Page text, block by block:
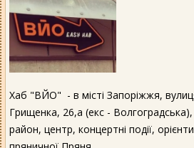
Хаб "ВЙО" - в місті Запоріжжя,
Грищенка, 26,а (екс - Волгоградська),
район, центр, концертні події,